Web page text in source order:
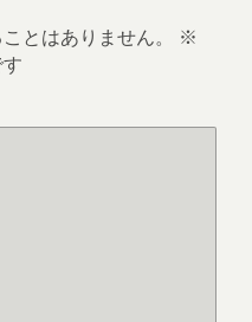
とはありません。
※